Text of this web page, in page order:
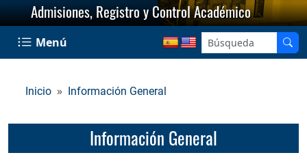
Admisiones, Registro y Control Académico
Menú
Inicio Información General
Información General